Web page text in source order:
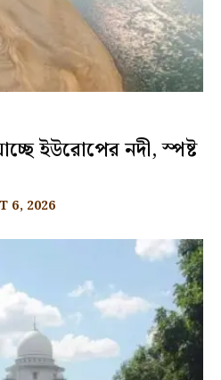
ইউরোপের নদী, স্পষ্ট
6, 2026